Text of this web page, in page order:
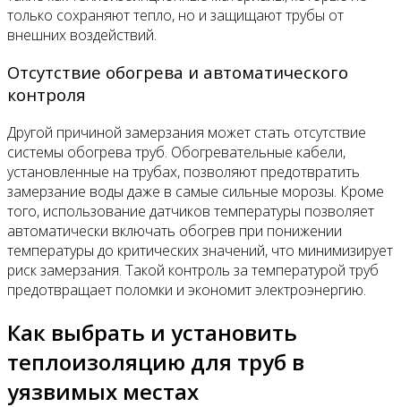
только сохраняют тепло, но и защищают трубы от
внешних воздействий.
Отсутствие обогрева и автоматического
контроля
Другой причиной замерзания может стать отсутствие
системы обогрева труб. Обогревательные кабели,
установленные на трубах, позволяют предотвратить
замерзание воды даже в самые сильные морозы. Кроме
того, использование датчиков температуры позволяет
автоматически включать обогрев при понижении
температуры до критических значений, что минимизирует
риск замерзания. Такой контроль за температурой труб
предотвращает поломки и экономит электроэнергию.
Как выбрать и установить
теплоизоляцию для труб в
уязвимых местах